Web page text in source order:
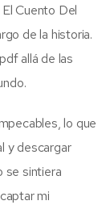
Cuento Del
de la historia.
allá de las
lo que
y descargar
se sintiera
mi